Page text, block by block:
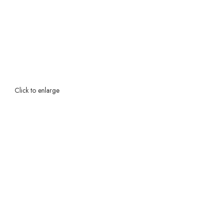
Click to enlarge